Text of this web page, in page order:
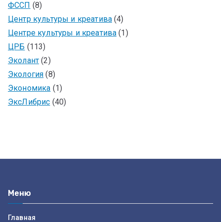
ФССП (8)
Центр культуры и креатива (4)
Центре культуры и креатива (1)
ЦРБ (113)
Эколант (2)
Экология (8)
Экономика (1)
ЭксЛибрис (40)
Меню
Главная